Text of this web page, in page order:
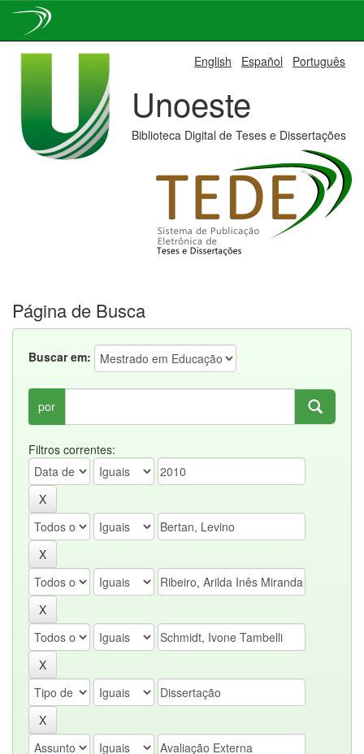
English Español Português
Unoeste
Biblioteca Digital de Teses e Dissertações
Página de Busca
Buscar em:
por
Filtros correntes: